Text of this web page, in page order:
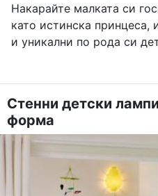
Накарайте малката си
като истинска принцеса,
и уникални по рода си
Стенни детски
форма